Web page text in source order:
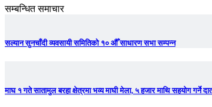
सम्बन्धित समाचार
सल्यान सुनचाँदी व्यवसायी समितिको १० औँ साधारण सभा सम्पन्न
माघ १ गते सातामुल बरहा क्षेत्रमा भव्य माघी मेला, ५ हजार माथि सहयोग गर्ने